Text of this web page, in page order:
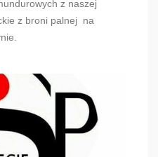
z naszej
z broni palnej na